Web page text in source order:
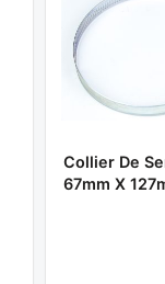
Collier De
67mm X